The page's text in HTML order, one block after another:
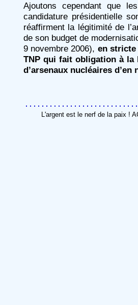
Ajoutons cependant que
candidature présidentielle
réaffirment la légitimité de
de son budget de
9 novembre 2006), en stricte
TNP qui fait obligation à la
d’arsenaux nucléaires d’en
L'argent est le nerf de la paix !